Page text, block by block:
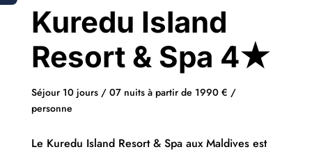
Kuredu Island
Resort & Spa 4★
Séjour 10 jours / 07 nuits à partir de 1990 € /
personne
Le Kuredu Island Resort & Spa aux Maldives est